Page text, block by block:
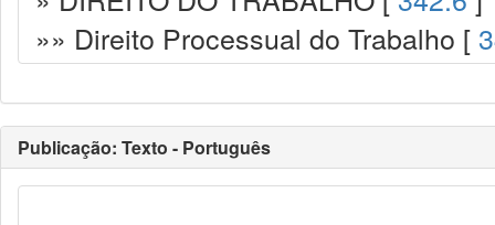
»» Direito Processual do Trabalho [
Publicação: Texto - Português